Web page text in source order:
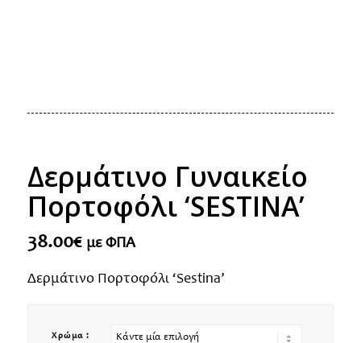
Δερμάτινο Γυναικείο
Πορτοφόλι ‘SESTINA’
38.00€ με ΦΠΑ
Δερμάτινο Πορτοφόλι ‘Sestina’
Χρώμα :